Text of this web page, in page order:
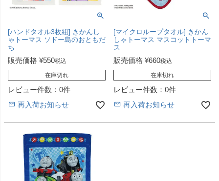
[ハンドタオル3枚組] きかんし
ゃトーマス ソドー島のおともだ
ち
販売価格 ¥550税込
在庫切れ
レビュー件数：0件
再入荷お知らせ
[マイクロループタオル] きかん
しゃトーマス マスコットトーマ
ス
販売価格 ¥660税込
在庫切れ
レビュー件数：0件
再入荷お知らせ